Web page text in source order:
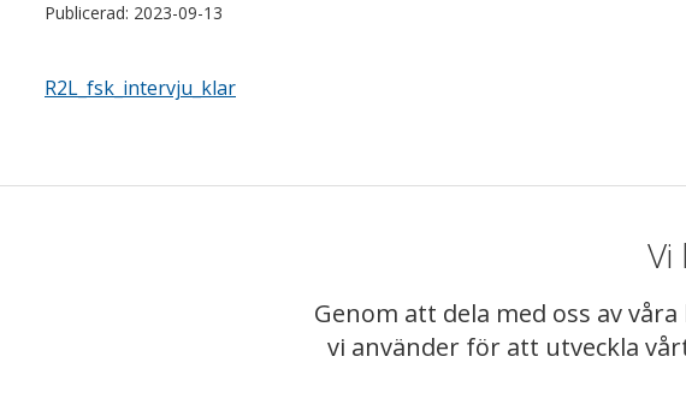
Publicerad: 2023-09-13
R2L_fsk_intervju_klar
Genom att dela med oss av
vi använder för att utveckla